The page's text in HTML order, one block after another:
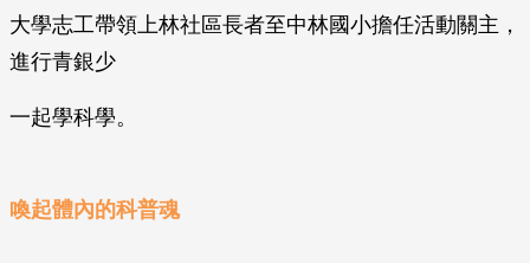
大學志工帶領上林社區長者至中林國小擔任活動關主，
進行青銀少
一起學科學。
喚起體內的科普魂